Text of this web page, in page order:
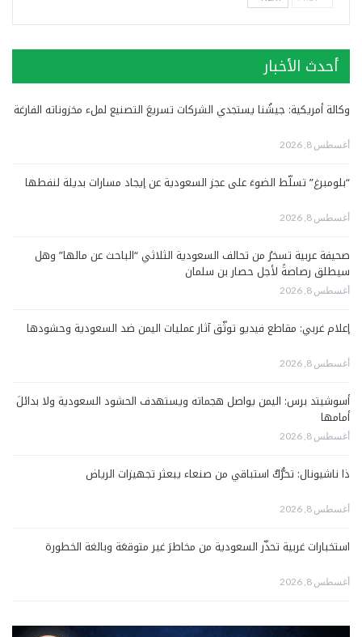
أحدث الأخبار
وكالة أمريكية: جيشُنا يستجدي الشركات تسريعَ التصنيع لملء مخزوناته الفارغة
أغسطس 8, 2026
“بلومبرغ” تسلّط الضوءَ على عجز السعودية عن إيجاد مسارات بديلة لنفطها
أغسطس 8, 2026
صحيفة عربية تسخرُ من تحالف السعودية الثلاثي “الباحث عن مالها” وهل
سيطلق رصاصةً لأجل حصار بن سلمان
أغسطس 8, 2026
إعلام غربي: مقاطع فيديو توثّق آثار عمليات اليمن ضد السعودية وحشودها
أغسطس 8, 2026
أسوشيتد برس: اليمن يواصل هجماته ويستهدف الحشود السعودية ولا بدائلَ
أمامها
أغسطس 8, 2026
ذا ناشيونال: تحرُّكٌ استباقي من صنعاء يبعثر تجهيزات الرياض
أغسطس 8, 2026
استخبارات غربية تحذّر السعودية من مخاطرَ غير متوقعَة وبالغة الخطورة
أغسطس 8, 2026